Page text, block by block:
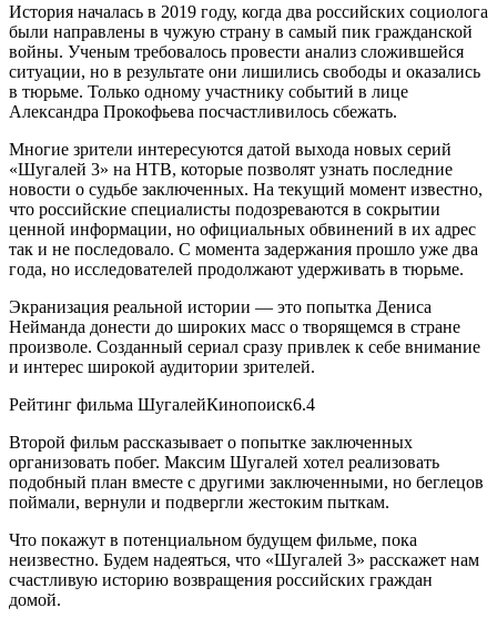
История началась в 2019 году, когда два российских социолога
были направлены в чужую страну в самый пик гражданской
войны. Ученым требовалось провести анализ сложившейся
ситуации, но в результате они лишились свободы и оказались
в тюрьме. Только одному участнику событий в лице
Александра Прокофьева посчастливилось сбежать.
Многие зрители интересуются датой выхода новых серий
«Шугалей 3» на НТВ, которые позволят узнать последние
новости о судьбе заключенных. На текущий момент известно,
что российские специалисты подозреваются в сокрытии
ценной информации, но официальных обвинений в их адрес
так и не последовало. С момента задержания прошло уже два
года, но исследователей продолжают удерживать в тюрьме.
Экранизация реальной истории — это попытка Дениса
Нейманда донести до широких масс о творящемся в стране
произволе. Созданный сериал сразу привлек к себе внимание
и интерес широкой аудитории зрителей.
Рейтинг фильма ШугалейКинопоиск6.4
Второй фильм рассказывает о попытке заключенных
организовать побег. Максим Шугалей хотел реализовать
подобный план вместе с другими заключенными, но беглецов
поймали, вернули и подвергли жестоким пыткам.
Что покажут в потенциальном будущем фильме, пока
неизвестно. Будем надеяться, что «Шугалей 3» расскажет нам
счастливую историю возвращения российских граждан
домой.